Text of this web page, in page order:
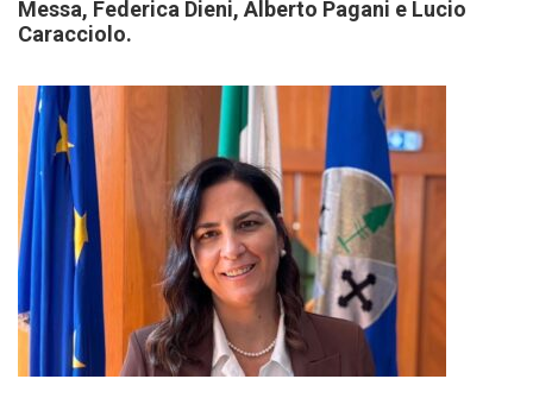
Messa, Federica Dieni, Alberto Pagani e Lucio
Caracciolo.